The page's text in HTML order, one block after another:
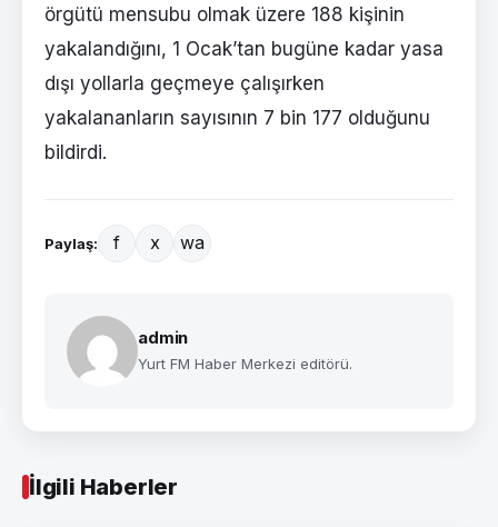
örgütü mensubu olmak üzere 188 kişinin
yakalandığını, 1 Ocak’tan bugüne kadar yasa
dışı yollarla geçmeye çalışırken
yakalananların sayısının 7 bin 177 olduğunu
bildirdi.
Paylaş: f x wa
admin
Yurt FM Haber Merkezi editörü.
İlgili Haberler